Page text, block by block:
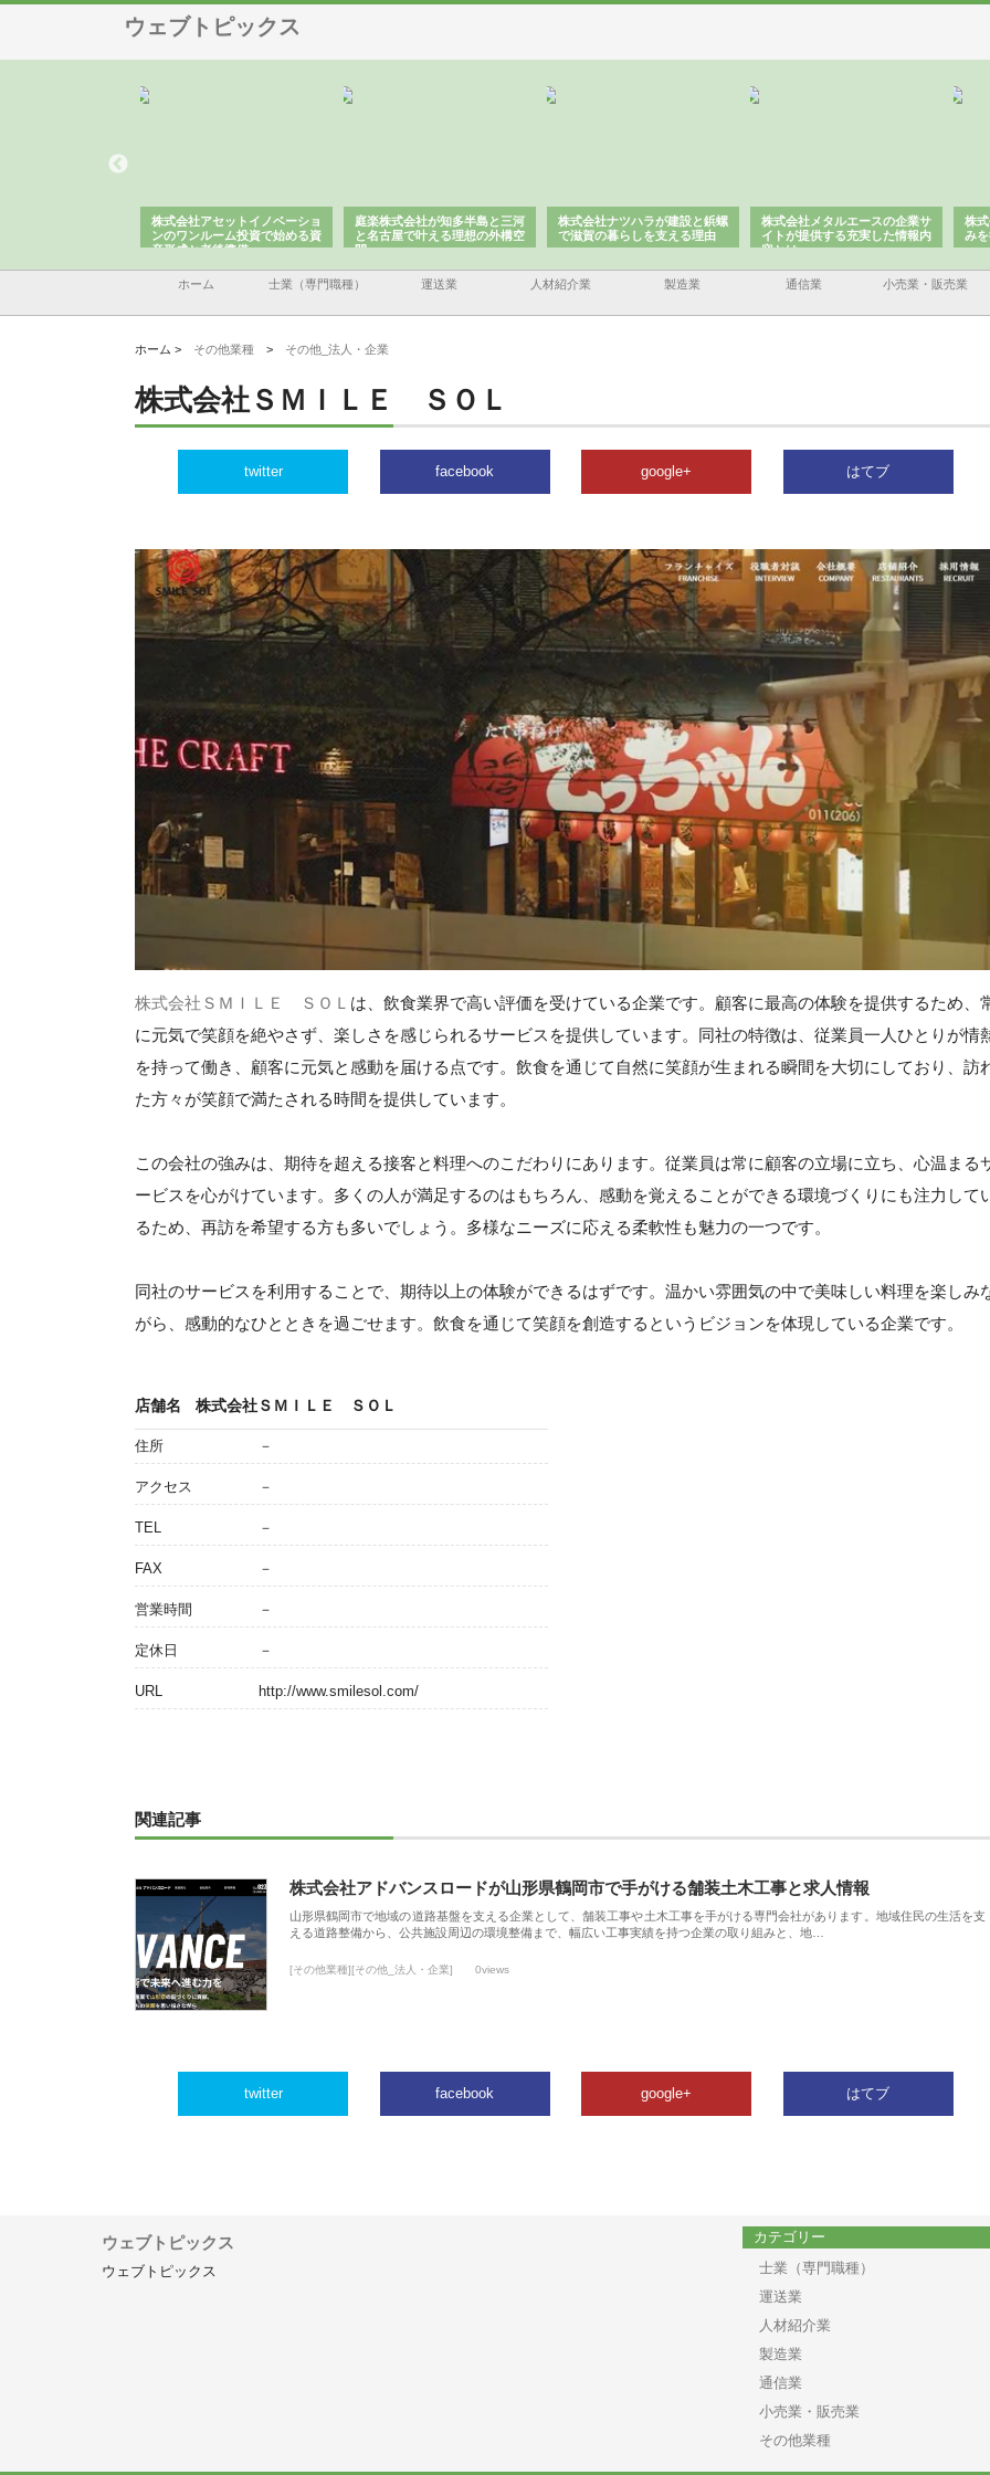
ウェブトピックス
株式会社アセットイノベーショ
ンのワンルーム投資で始める資
産形成と老後準備
庭楽株式会社が知多半島と三河
と名古屋で叶える理想の外構空
間
株式会社ナツハラが建設と鋲螺
で滋賀の暮らしを支える理由
株式会社メタルエースの企業サ
イトが提供する充実した情報内
容とは
株
み
ホーム 士業（専門職種） 運送業 人材紹介業 製造業 通信業 小売業・販売業
ホーム > その他業種 > その他_法人・企業
株式会社ＳＭＩＬＥ ＳＯＬ
twitter facebook google+ はてブ
株式会社ＳＭＩＬＥ ＳＯＬ は、飲食業界で高い評価を受けている企業です。顧客に最高の体験を提供するため、
に元気で笑顔を絶やさず、楽しさを感じられるサービスを提供しています。同社の特徴は、従業員一人ひとりが情
を持って働き、顧客に元気と感動を届ける点です。飲食を通じて自然に笑顔が生まれる瞬間を大切にしており、訪
た方々が笑顔で満たされる時間を提供しています。
この会社の強みは、期待を超える接客と料理へのこだわりにあります。従業員は常に顧客の立場に立ち、心温まる
ービスを心がけています。多くの人が満足するのはもちろん、感動を覚えることができる環境づくりにも注力して
るため、再訪を希望する方も多いでしょう。多様なニーズに応える柔軟性も魅力の一つです。
同社のサービスを利用することで、期待以上の体験ができるはずです。温かい雰囲気の中で美味しい料理を楽しみ
がら、感動的なひとときを過ごせます。飲食を通じて笑顔を創造するというビジョンを体現している企業です。
店舗名 株式会社ＳＭＩＬＥ ＳＯＬ
住所 －
アクセス －
TEL －
FAX －
営業時間 －
定休日 －
URL http://www.smilesol.com/
関連記事
株式会社アドバンスロードが山形県鶴岡市で手がける舗装土木工事と求人情報
山形県鶴岡市で地域の道路基盤を支える企業として、舗装工事や土木工事を手がける専門会社があります。地域住民の生活を支
える道路整備から、公共施設周辺の環境整備まで、幅広い工事実績を持つ企業の取り組みと、地…
[その他業種][その他_法人・企業] 0views
twitter facebook google+ はてブ
ウェブトピックス
ウェブトピックス
カテゴリー
士業（専門職種）
運送業
人材紹介業
製造業
通信業
小売業・販売業
その他業種